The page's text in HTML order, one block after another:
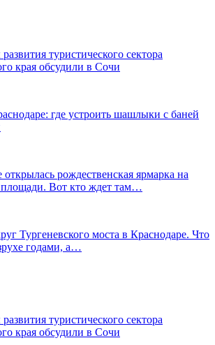
туристического сектора
края обсудили в Сочи
где устроить шашлыки с баней
рождественская ярмарка на
Вот кто ждет там…
Тургеневского моста в Краснодаре. Что
годами, а…
туристического сектора
края обсудили в Сочи